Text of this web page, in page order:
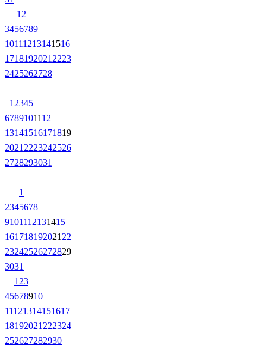
1 2
3456789
10111213141516
1718192021 2223
2425262728
1 2345
6789101112
13141516171819
2021 2223242526
2728293031
1
2345678
9101112131415
161718192021 22
23242526272829
3031
1 23
45678910
11121314151617
18192021 222324
252627282930